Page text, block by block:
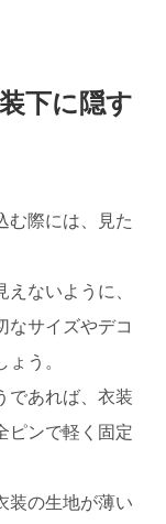
下に隠す
む際には、見た
ないように、
なサイズやデコ
う。
であれば、衣装
ピンで軽く固定
装の生地が薄い